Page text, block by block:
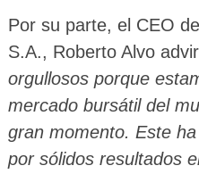
Por su parte, el CEO
S.A., Roberto Alvo
orgullosos porque
mercado bursátil del
gran momento. Este
por sólidos resultados